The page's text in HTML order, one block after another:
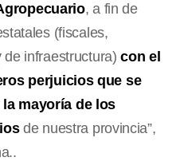
, a fin de
(fiscales,
de infraestructura)con el
perjuicios que se
mayoría de los
de nuestra provincia”,